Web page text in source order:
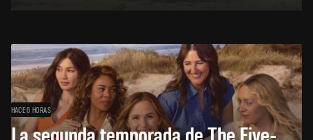
HACE 6 HORAS
La segunda temporada de The Five-